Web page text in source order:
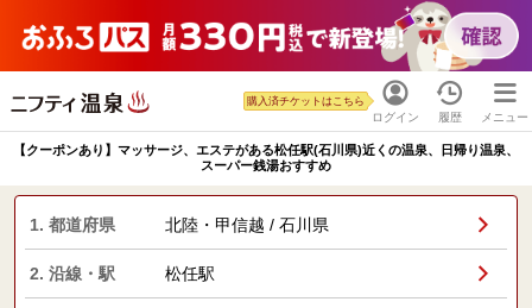
ログイン
購入済チケットはこちら
履歴 メニュー
【クーポンあり】マッサージ、エステがある松任駅(石川県)近くの温泉、日帰り温泉、
スーパー銭湯おすすめ
1. 都道府県 北陸・甲信越 / 石川県
2. 沿線・駅 松任駅